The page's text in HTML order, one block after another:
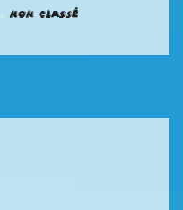
, Non classé